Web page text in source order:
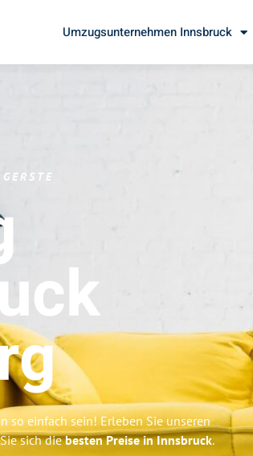
Umzugsunternehmen Innsbruck
so einfach sein! Erleben Sie unseren
sich diebesten Preise in Innsbruck.